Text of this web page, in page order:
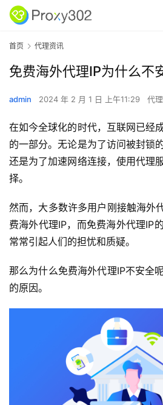
首页 代理资讯
免费海外代理IP为什么不
admin 2024 年 2 月 1 日 上午11:29 代
在如今全球化的时代，互联网已经
的一部分。无论是为了访问被封锁
还是为了加速网络连接，使用代理
择。
然而，大多数许多用户刚接触海外
费海外代理IP，而免费海外代理IP
常常引起人们的担忧和质疑。
那么为什么免费海外代理IP不安全
的原因。